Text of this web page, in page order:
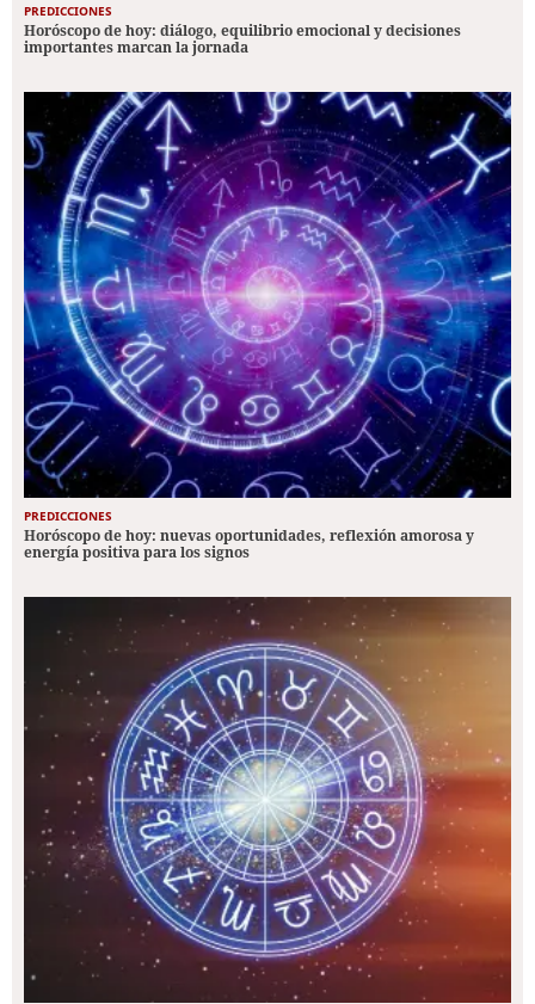
PREDICCIONES
Horóscopo de hoy: diálogo, equilibrio emocional y decisiones
importantes marcan la jornada
PREDICCIONES
Horóscopo de hoy: nuevas oportunidades, reflexión amorosa y
energía positiva para los signos